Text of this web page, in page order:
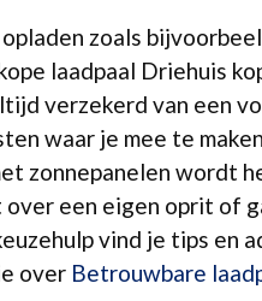
zoals
laadpaal Driehuis
verzekerd van een
waar je mee te
zonnepanelen wordt
een eigen oprit of
vind je tips en
over Betrouwbare